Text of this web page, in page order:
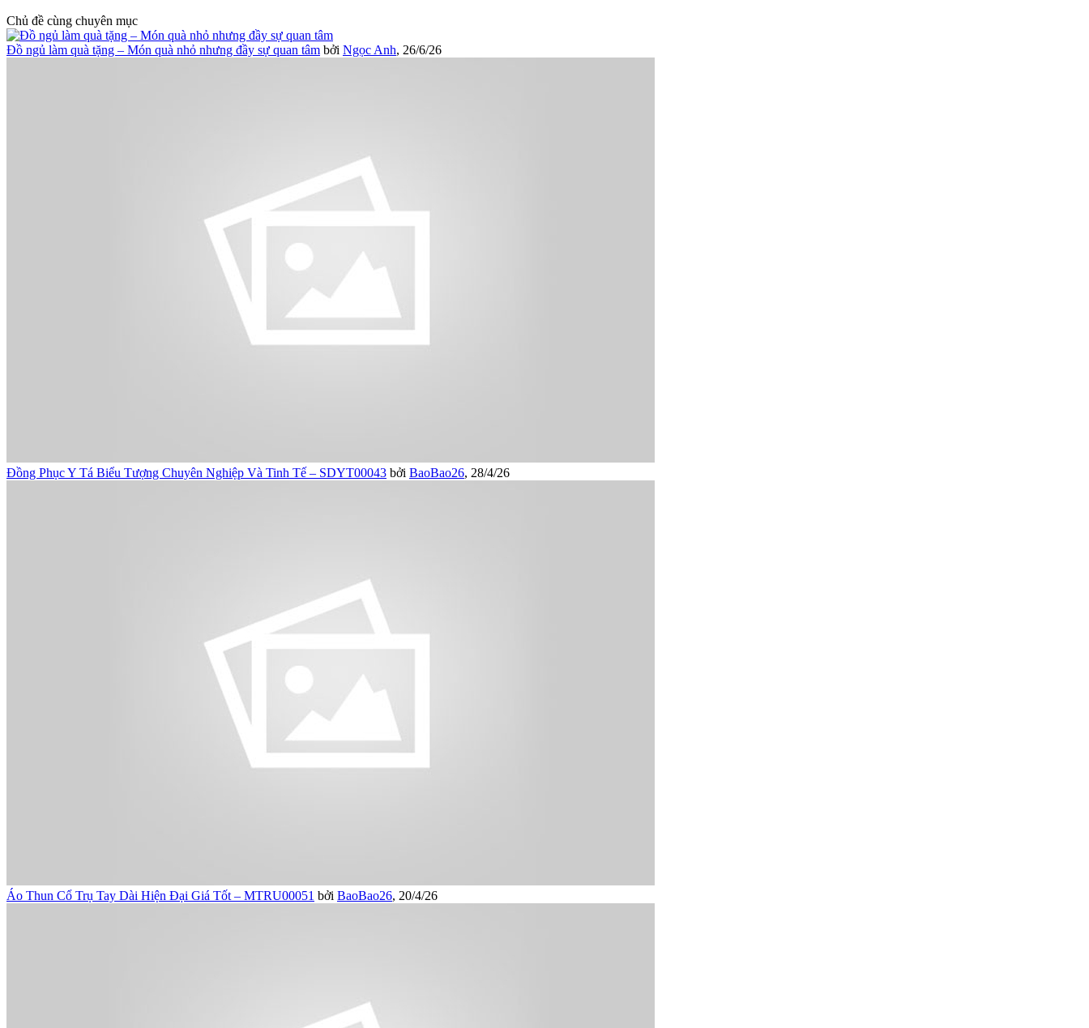
Chủ đề cùng chuyên mục
Đồ ngủ làm quà tặng – Món quà nhỏ nhưng đầy sự quan tâm bởi Ngọc Anh, 26/6/26
Đồng Phục Y Tá Biểu Tượng Chuyên Nghiệp Và Tinh Tế – SDYT00043 bởi BaoBao26, 28/4/26
Áo Thun Cổ Trụ Tay Dài Hiện Đại Giá Tốt – MTRU00051 bởi BaoBao26, 20/4/26